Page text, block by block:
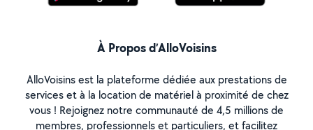
À Propos d’AlloVoisins
AlloVoisins est la plateforme dédiée aux prestations de
services et à la location de matériel à proximité de chez
vous ! Rejoignez notre communauté de 4,5 millions de
membres, professionnels et particuliers, et facilitez